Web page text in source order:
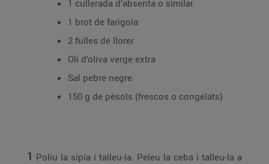
1 cullerada d’absenta o similar
1 brot de farigola
2 fulles de llorer
Oli d’oliva verge extra
Sal pebre negre
150 g de pèsols (frescos o congelats)
1 Poliu la sípia i talleu-la. Peleu la ceba i talleu-la a